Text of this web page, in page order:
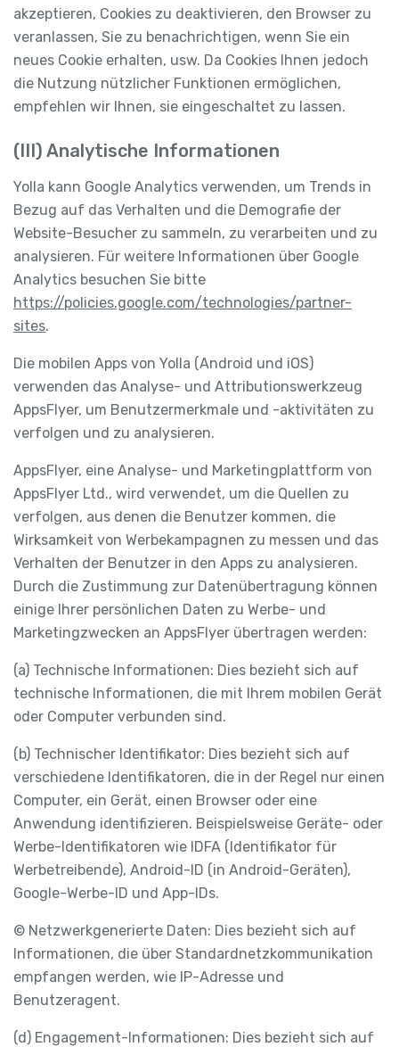
akzeptieren, Cookies zu deaktivieren, den Browser zu
veranlassen, Sie zu benachrichtigen, wenn Sie ein
neues Cookie erhalten, usw. Da Cookies Ihnen jedoch
die Nutzung nützlicher Funktionen ermöglichen,
empfehlen wir Ihnen, sie eingeschaltet zu lassen.
(III) Analytische Informationen
Yolla kann Google Analytics verwenden, um Trends in
Bezug auf das Verhalten und die Demografie der
Website-Besucher zu sammeln, zu verarbeiten und zu
analysieren. Für weitere Informationen über Google
Analytics besuchen Sie bitte
https://policies.google.com/technologies/partner-
sites.
Die mobilen Apps von Yolla (Android und iOS)
verwenden das Analyse- und Attributionswerkzeug
AppsFlyer, um Benutzermerkmale und -aktivitäten zu
verfolgen und zu analysieren.
AppsFlyer, eine Analyse- und Marketingplattform von
AppsFlyer Ltd., wird verwendet, um die Quellen zu
verfolgen, aus denen die Benutzer kommen, die
Wirksamkeit von Werbekampagnen zu messen und das
Verhalten der Benutzer in den Apps zu analysieren.
Durch die Zustimmung zur Datenübertragung können
einige Ihrer persönlichen Daten zu Werbe- und
Marketingzwecken an AppsFlyer übertragen werden:
(a) Technische Informationen: Dies bezieht sich auf
technische Informationen, die mit Ihrem mobilen Gerät
oder Computer verbunden sind.
(b) Technischer Identifikator: Dies bezieht sich auf
verschiedene Identifikatoren, die in der Regel nur einen
Computer, ein Gerät, einen Browser oder eine
Anwendung identifizieren. Beispielsweise Geräte- oder
Werbe-Identifikatoren wie IDFA (Identifikator für
Werbetreibende), Android-ID (in Android-Geräten),
Google-Werbe-ID und App-IDs.
© Netzwerkgenerierte Daten: Dies bezieht sich auf
Informationen, die über Standardnetzkommunikation
empfangen werden, wie IP-Adresse und
Benutzeragent.
(d) Engagement-Informationen: Dies bezieht sich auf